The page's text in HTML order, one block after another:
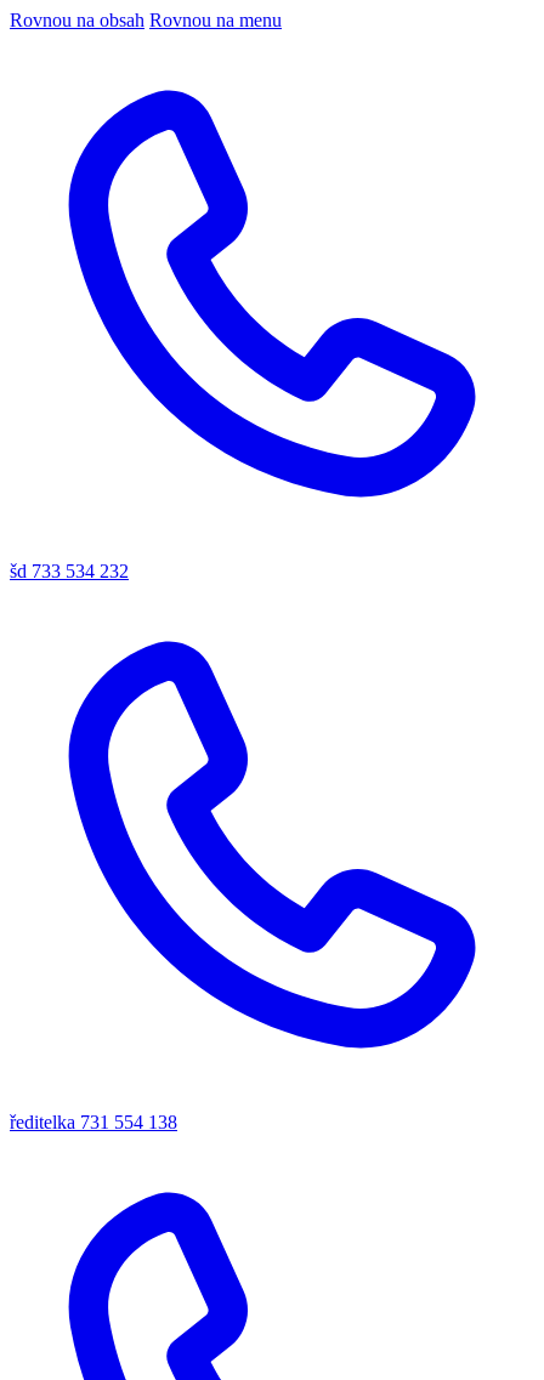
Rovnou na obsah Rovnou na menu
šd 733 534 232
ředitelka 731 554 138